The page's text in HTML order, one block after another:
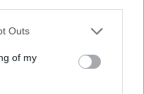
Outs
of my
várja a
a 160 éves